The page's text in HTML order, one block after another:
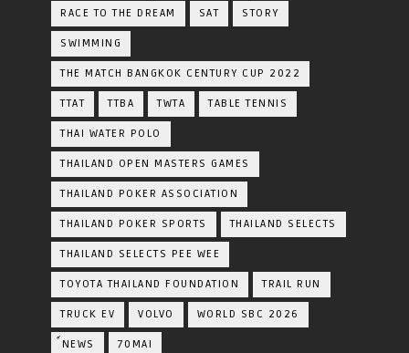
RACE TO THE DREAM SAT STORY
SWIMMING
THE MATCH BANGKOK CENTURY CUP 2022
TTAT TTBA TWTA TABLE TENNIS
THAI WATER POLO
THAILAND OPEN MASTERS GAMES
THAILAND POKER ASSOCIATION
THAILAND POKER SPORTS THAILAND SELECTS
THAILAND SELECTS PEE WEE
TOYOTA​ THAILAND​ FOUNDATION TRAIL RUN
TRUCK EV VOLVO WORLD SBC 2026
์NEWS 70MAI